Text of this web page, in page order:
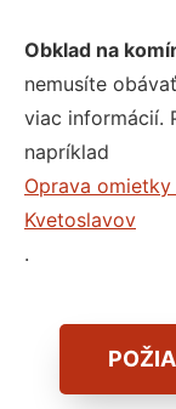
Obklad na
nemusíte
viac informácií.
napríklad
Oprava
Kvetoslavov
.